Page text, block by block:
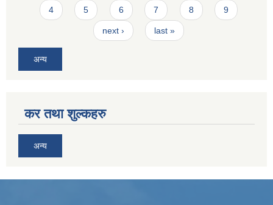
4 5 6 7 8 9
next › last »
अन्य
कर तथा शुल्कहरु
अन्य